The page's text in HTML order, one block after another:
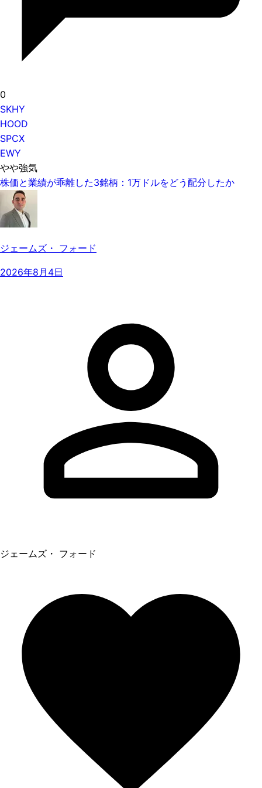
0
SKHY
HOOD
SPCX
EWY
やや強気
株価と業績が乖離した3銘柄：1万ドルをどう配分したか
ジェームズ・ フォード
2026年8月4日
ジェームズ・ フォード